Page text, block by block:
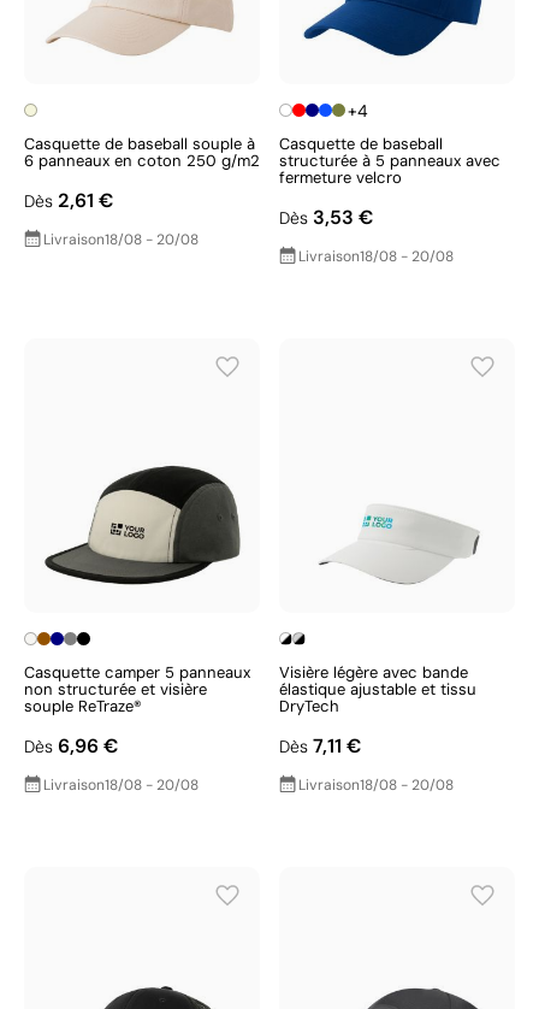
Casquette de baseball souple à
6 panneaux en coton 250 g/m2
Dès 2,61 €
Livraison18/08 - 20/08
+4
Casquette de baseball
structurée à 5 panneaux avec
fermeture velcro
Dès 3,53 €
Livraison18/08 - 20/08
Casquette camper 5 panneaux
non structurée et visière
souple ReTraze®
Dès 6,96 €
Livraison18/08 - 20/08
Visière légère avec bande
élastique ajustable et tissu
DryTech
Dès 7,11 €
Livraison18/08 - 20/08